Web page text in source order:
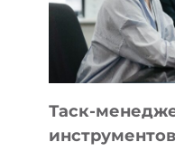
ЕМУ
УЖЕ
Таск-